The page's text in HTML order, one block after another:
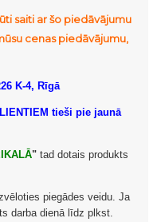
saiti ar šo piedāvājumu
cenas piedāvājumu,
K-4, Rīgā
tieši pie jaunā
" tad dotais produkts
piegādes veidu. Ja
darba dienā līdz plkst.